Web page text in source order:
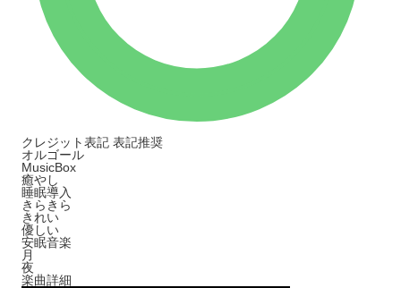
クレジット表記 表記推奨
オルゴール
MusicBox
癒やし
睡眠導入
きらきら
きれい
優しい
安眠音楽
月
夜
楽曲詳細